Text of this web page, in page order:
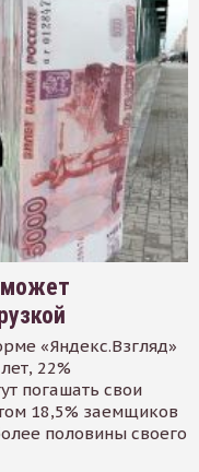
«Яндекс.Взгляд»
22%
погашать свои
18,5% заемщиков
половины своего